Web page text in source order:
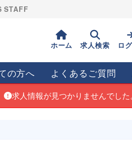
STAFF
ホーム 求人検索 ロ
の方へ よくあるご質問
求人情報が見つかりませんでした。